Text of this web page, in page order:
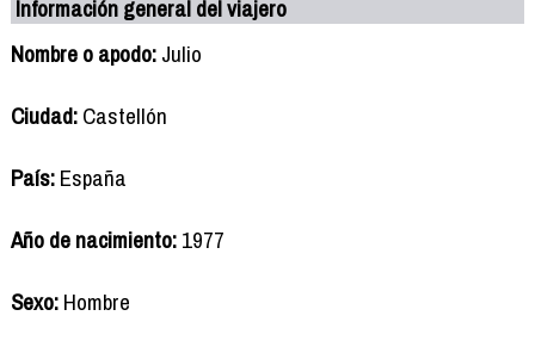
Información general del viajero
Nombre o apodo:Julio
Ciudad:Castellón
País:España
Año de nacimiento:1977
Sexo:Hombre